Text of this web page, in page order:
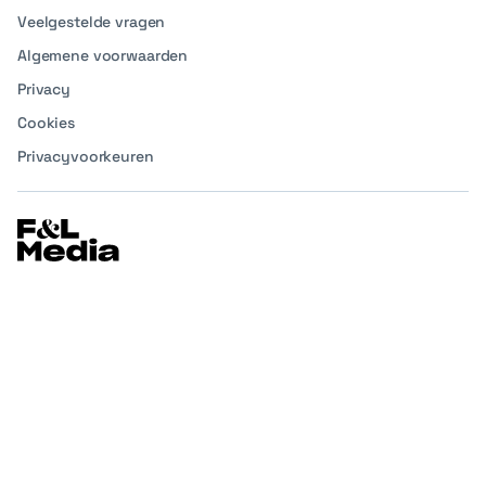
Veelgestelde vragen
Algemene voorwaarden
Privacy
Cookies
Privacyvoorkeuren